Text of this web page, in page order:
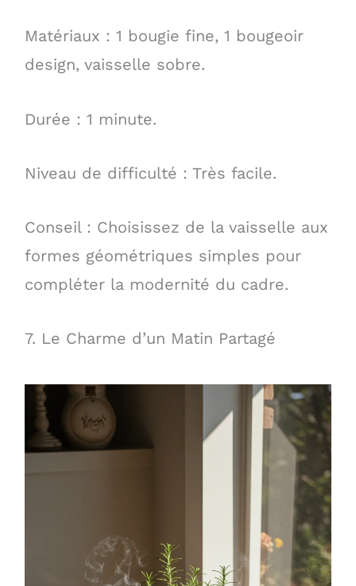
Matériaux : 1 bougie fine, 1 bougeoir
design, vaisselle sobre.
Durée : 1 minute.
Niveau de difficulté : Très facile.
Conseil : Choisissez de la vaisselle aux
formes géométriques simples pour
compléter la modernité du cadre.
7. Le Charme d’un Matin Partagé